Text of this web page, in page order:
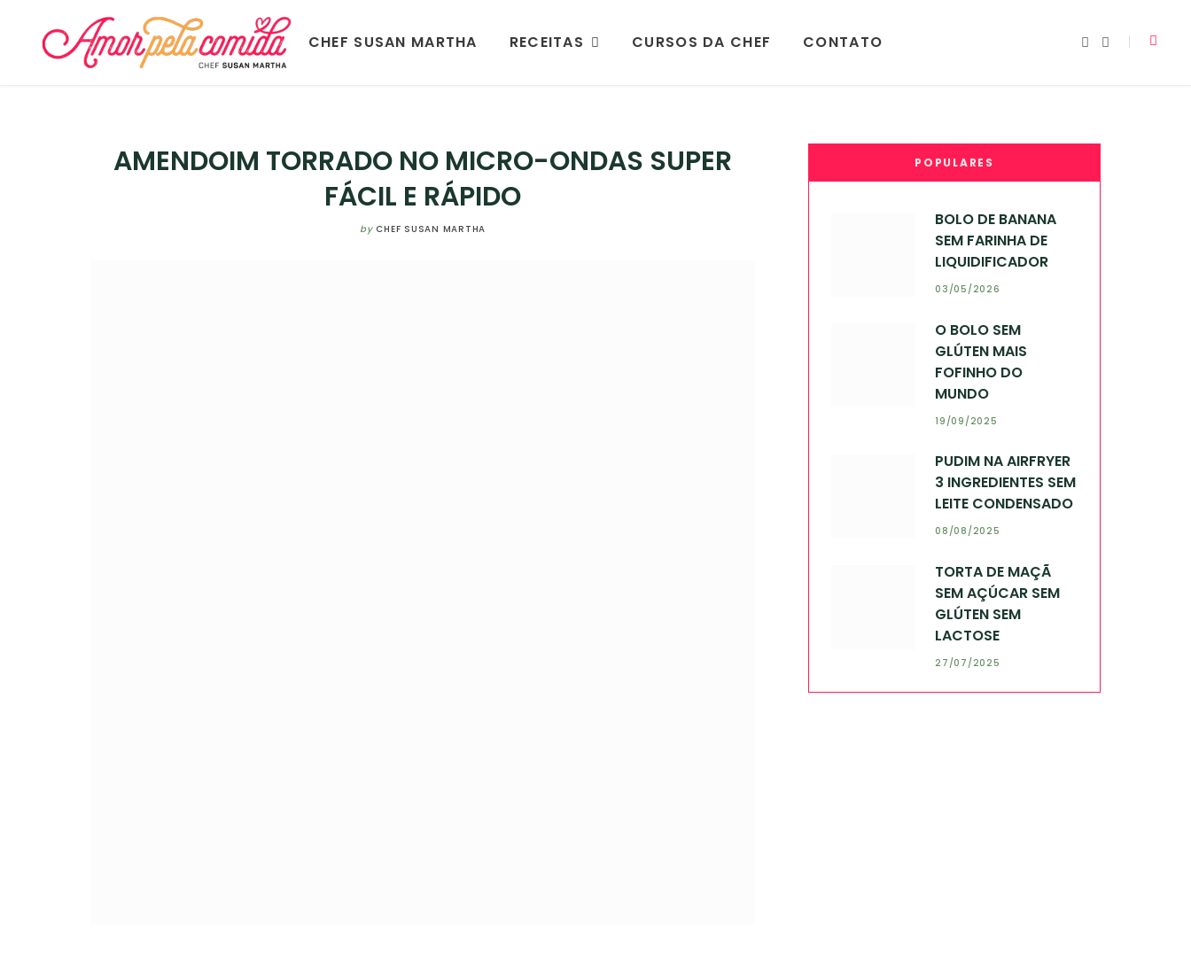
CHEF SUSAN MARTHA RECEITAS CURSOS DA CHEF CONTATO
m
AMENDOIM TORRADO NO MICRO-ONDAS SUPER
FÁCIL E RÁPIDO
by CHEF SUSAN MARTHA
POPULARES
BOLO DE BANANA
SEM FARINHA DE
LIQUIDIFICADOR
03/05/2026
O BOLO SEM
GLÚTEN MAIS
FOFINHO DO
MUNDO
19/09/2025
PUDIM NA AIRFRYER
3 INGREDIENTES SEM
LEITE CONDENSADO
08/08/2025
TORTA DE MAÇÃ
SEM AÇÚCAR SEM
GLÚTEN SEM
LACTOSE
27/07/2025